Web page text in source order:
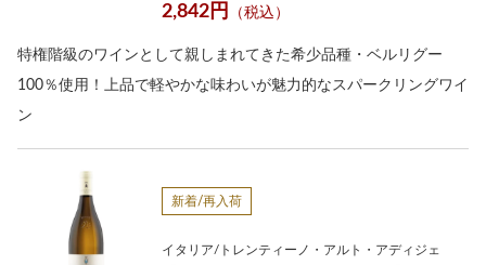
2,842円 （税込）
特権階級のワインとして親しまれてきた希少品種・ベルリグー
100％使用！上品で軽やかな味わいが魅力的なスパークリングワイ
ン
新着/再入荷
イタリア/トレンティーノ・アルト・アディジェ